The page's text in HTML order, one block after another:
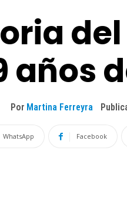
años
Por Martina Ferreyra
WhatsApp Facebook